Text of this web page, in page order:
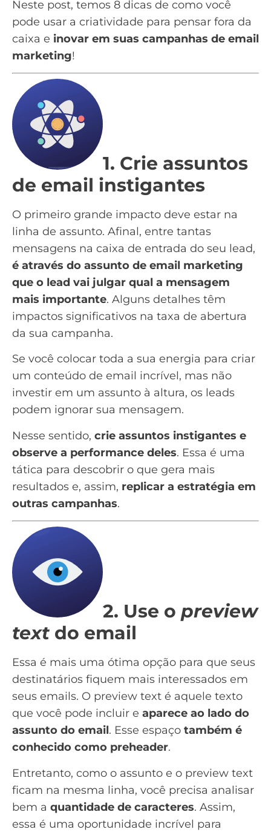
Neste post, temos 8 dicas de como você
pode usar a criatividade para pensar fora da
caixa e inovar em suas campanhas de email
marketing!
1. Crie assuntos
de email instigantes
O primeiro grande impacto deve estar na
linha de assunto. Afinal, entre tantas
mensagens na caixa de entrada do seu lead,
é através do assunto de email marketing
que o lead vai julgar qual a mensagem
mais importante. Alguns detalhes têm
impactos significativos na taxa de abertura
da sua campanha.
Se você colocar toda a sua energia para criar
um conteúdo de email incrível, mas não
investir em um assunto à altura, os leads
podem ignorar sua mensagem.
Nesse sentido, crie assuntos instigantes e
observe a performance deles. Essa é uma
tática para descobrir o que gera mais
resultados e, assim, replicar a estratégia em
outras campanhas.
2. Use o preview
text do email
Essa é mais uma ótima opção para que seus
destinatários fiquem mais interessados em
seus emails. O preview text é aquele texto
que você pode incluir e aparece ao lado do
assunto do email. Esse espaço também é
conhecido como preheader.
Entretanto, como o assunto e o preview text
ficam na mesma linha, você precisa analisar
bem a quantidade de caracteres. Assim,
essa é uma oportunidade incrível para